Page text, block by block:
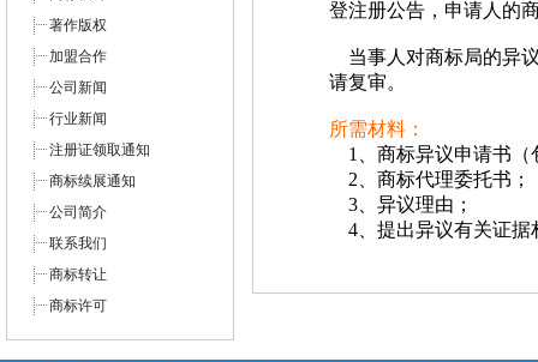
著作版权
加盟合作
公司新闻
行业新闻
注册证领取通知
商标续展通知
公司简介
联系我们
商标转让
商标许可
登注册公告，申请人的
当事人对商标局的异
请复审。
所需材料：
1、商标异议申请书（
2、商标代理委托书；
3、异议理由；
4、提出异议有关证据